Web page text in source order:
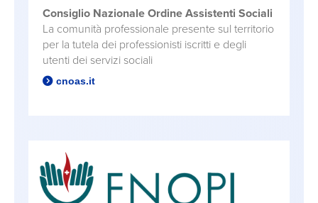
Consiglio Nazionale Ordine Assistenti Sociali
La comunità professionale presente sul territorio
per la tutela dei professionisti iscritti e degli
utenti dei servizi sociali
cnoas.it